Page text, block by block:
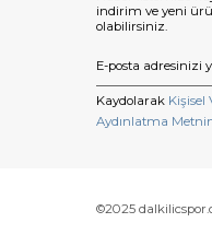
indirim ve yeni
olabilirsiniz.
Kaydolarak Kişisel
Aydınlatma
©2025